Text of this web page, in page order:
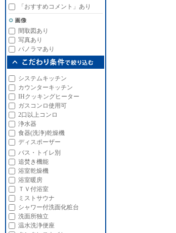
「おすすめコメント」あり
間取図あり
写真あり
パノラマあり
システムキッチン
カウンターキッチン
IHクッキングヒーター
ガスコンロ使用可
2口以上コンロ
浄水器
食器(洗浄)乾燥機
ディスポーザー
バス・トイレ別
追焚き機能
浴室乾燥機
浴室暖房
ＴＶ付浴室
ミストサウナ
シャワー付洗面化粧台
洗面所独立
温水洗浄便座